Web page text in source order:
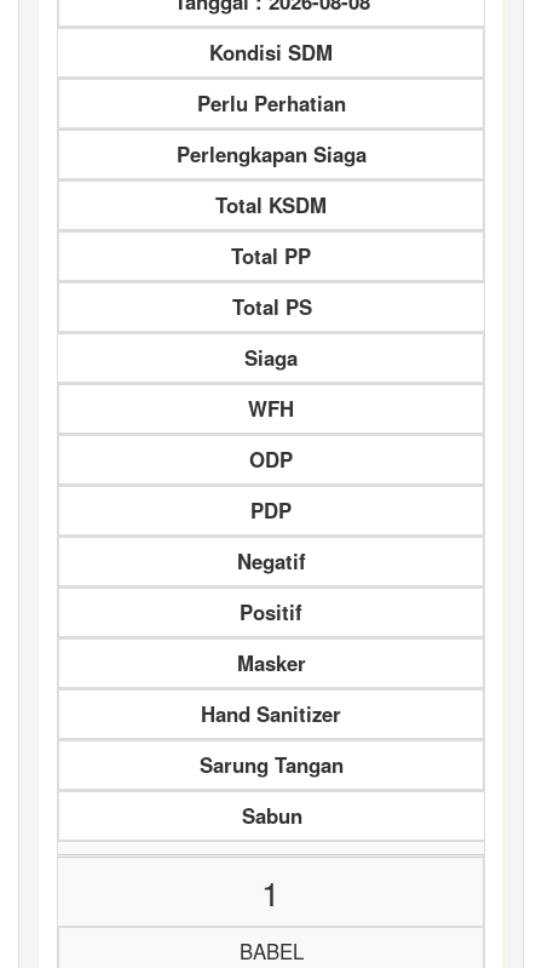
Kondisi SDM
Perlu Perhatian
Perlengkapan Siaga
Total KSDM
Total PP
Total PS
Siaga
WFH
ODP
PDP
Negatif
Positif
Masker
Hand Sanitizer
Sarung Tangan
Sabun
1
BABEL